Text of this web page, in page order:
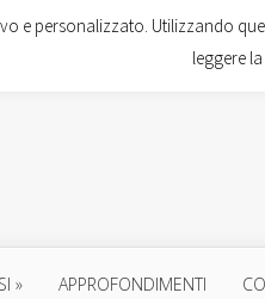
» APPROFONDIMENTI
e personalizzato. Utilizzando
leggere la